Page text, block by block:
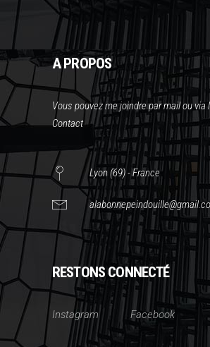
A PROPOS
Vous pouvez me joindre par mail ou via
Contact
Lyon (69) - France
RESTONS CONNECTÉ
Instagram Facebook